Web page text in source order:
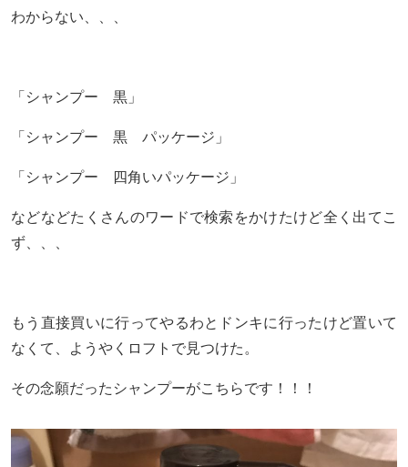
わからない、、、
「シャンプー 黒」
「シャンプー 黒 パッケージ」
「シャンプー 四角いパッケージ」
などなどたくさんのワードで検索をかけたけど全く出てこ
ず、、、
もう直接買いに行ってやるわとドンキに行ったけど置いて
なくて、ようやくロフトで見つけた。
その念願だったシャンプーがこちらです！！！